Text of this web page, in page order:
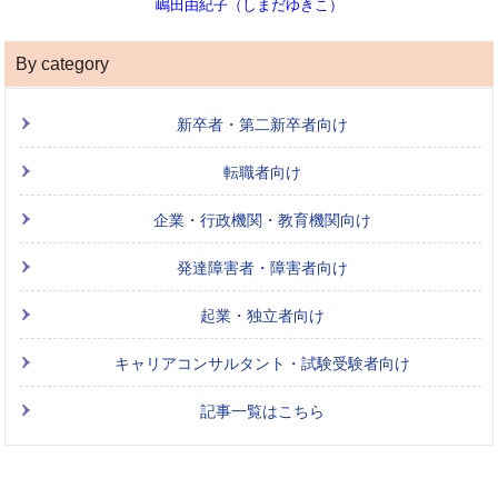
嶋田由紀子（しまだゆきこ）
By category
新卒者・第二新卒者向け
転職者向け
企業・行政機関・教育機関向け
発達障害者・障害者向け
起業・独立者向け
キャリアコンサルタント・試験受験者向け
記事一覧はこちら